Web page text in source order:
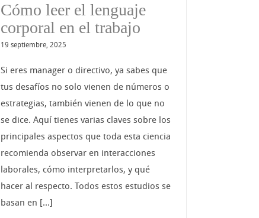
Cómo leer el lenguaje
corporal en el trabajo
19 septiembre, 2025
Si eres manager o directivo, ya sabes que
tus desafíos no solo vienen de números o
estrategias, también vienen de lo que no
se dice. Aquí tienes varias claves sobre los
principales aspectos que toda esta ciencia
recomienda observar en interacciones
laborales, cómo interpretarlos, y qué
hacer al respecto. Todos estos estudios se
basan en [...]